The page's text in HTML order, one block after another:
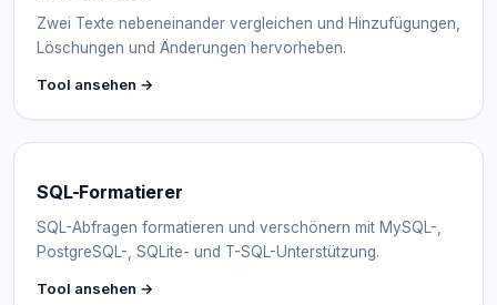
Zwei Texte nebeneinander vergleichen und Hinzufügungen,
Löschungen und Änderungen hervorheben.
Tool ansehen →
SQL-Formatierer
SQL-Abfragen formatieren und verschönern mit MySQL-,
PostgreSQL-, SQLite- und T-SQL-Unterstützung.
Tool ansehen →